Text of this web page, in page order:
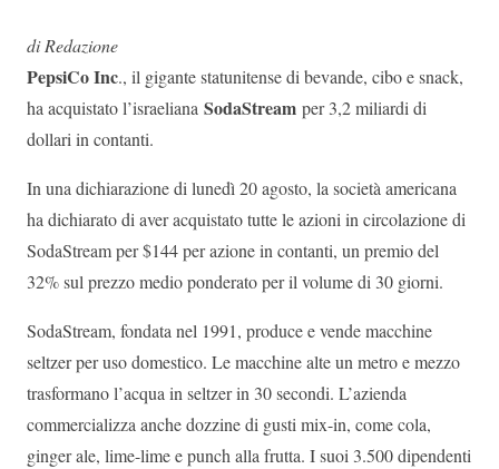
di Redazione
PepsiCo Inc., il gigante statunitense di bevande, cibo e snack,
ha acquistato l’israeliana SodaStream per 3,2 miliardi di
dollari in contanti.
In una dichiarazione di lunedì 20 agosto, la società americana
ha dichiarato di aver acquistato tutte le azioni in circolazione di
SodaStream per $144 per azione in contanti, un premio del
32% sul prezzo medio ponderato per il volume di 30 giorni.
SodaStream, fondata nel 1991, produce e vende macchine
seltzer per uso domestico. Le macchine alte un metro e mezzo
trasformano l’acqua in seltzer in 30 secondi. L’azienda
commercializza anche dozzine di gusti mix-in, come cola,
ginger ale, lime-lime e punch alla frutta. I suoi 3.500 dipendenti